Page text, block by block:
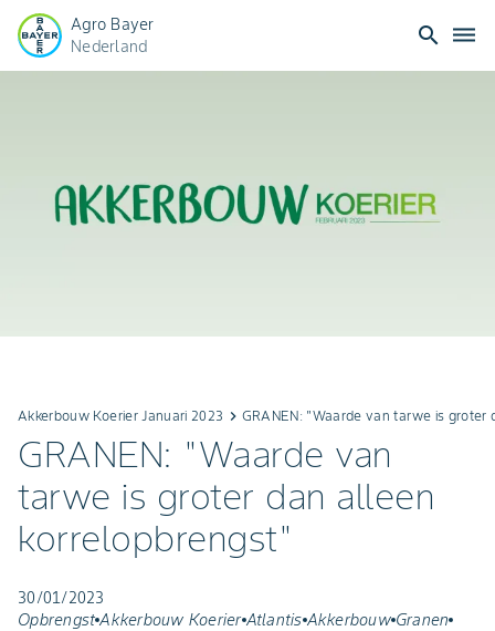
Agro Bayer
Nederland
search dehaze
Akkerbouw Koerier Januari 2023 keyboard_arrow_right GRANEN: "Waarde van tarwe is
GRANEN: "Waarde van
tarwe is groter dan alleen
korrelopbrengst"
30/01/2023
Opbrengst Akkerbouw Koerier Atlantis Akkerbouw Granen